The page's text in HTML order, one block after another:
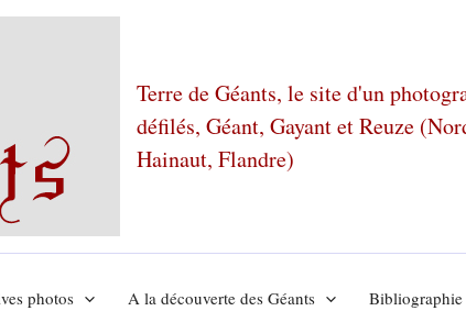
Terre de Géants, le site d'un
défilés, Géant, Gayant et Reuze
Hainaut, Flandre)
photos A la découverte des Géants Bibliographie